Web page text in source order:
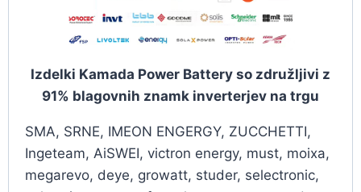
Izdelki Kamada Power Battery so združljivi z
91% blagovnih znamk inverterjev na trgu
SMA, SRNE, IMEON ENGERGY, ZUCCHETTI,
Ingeteam, AiSWEI, victron energy, must, moixa,
megarevo, deye, growatt, studer, selectronic,